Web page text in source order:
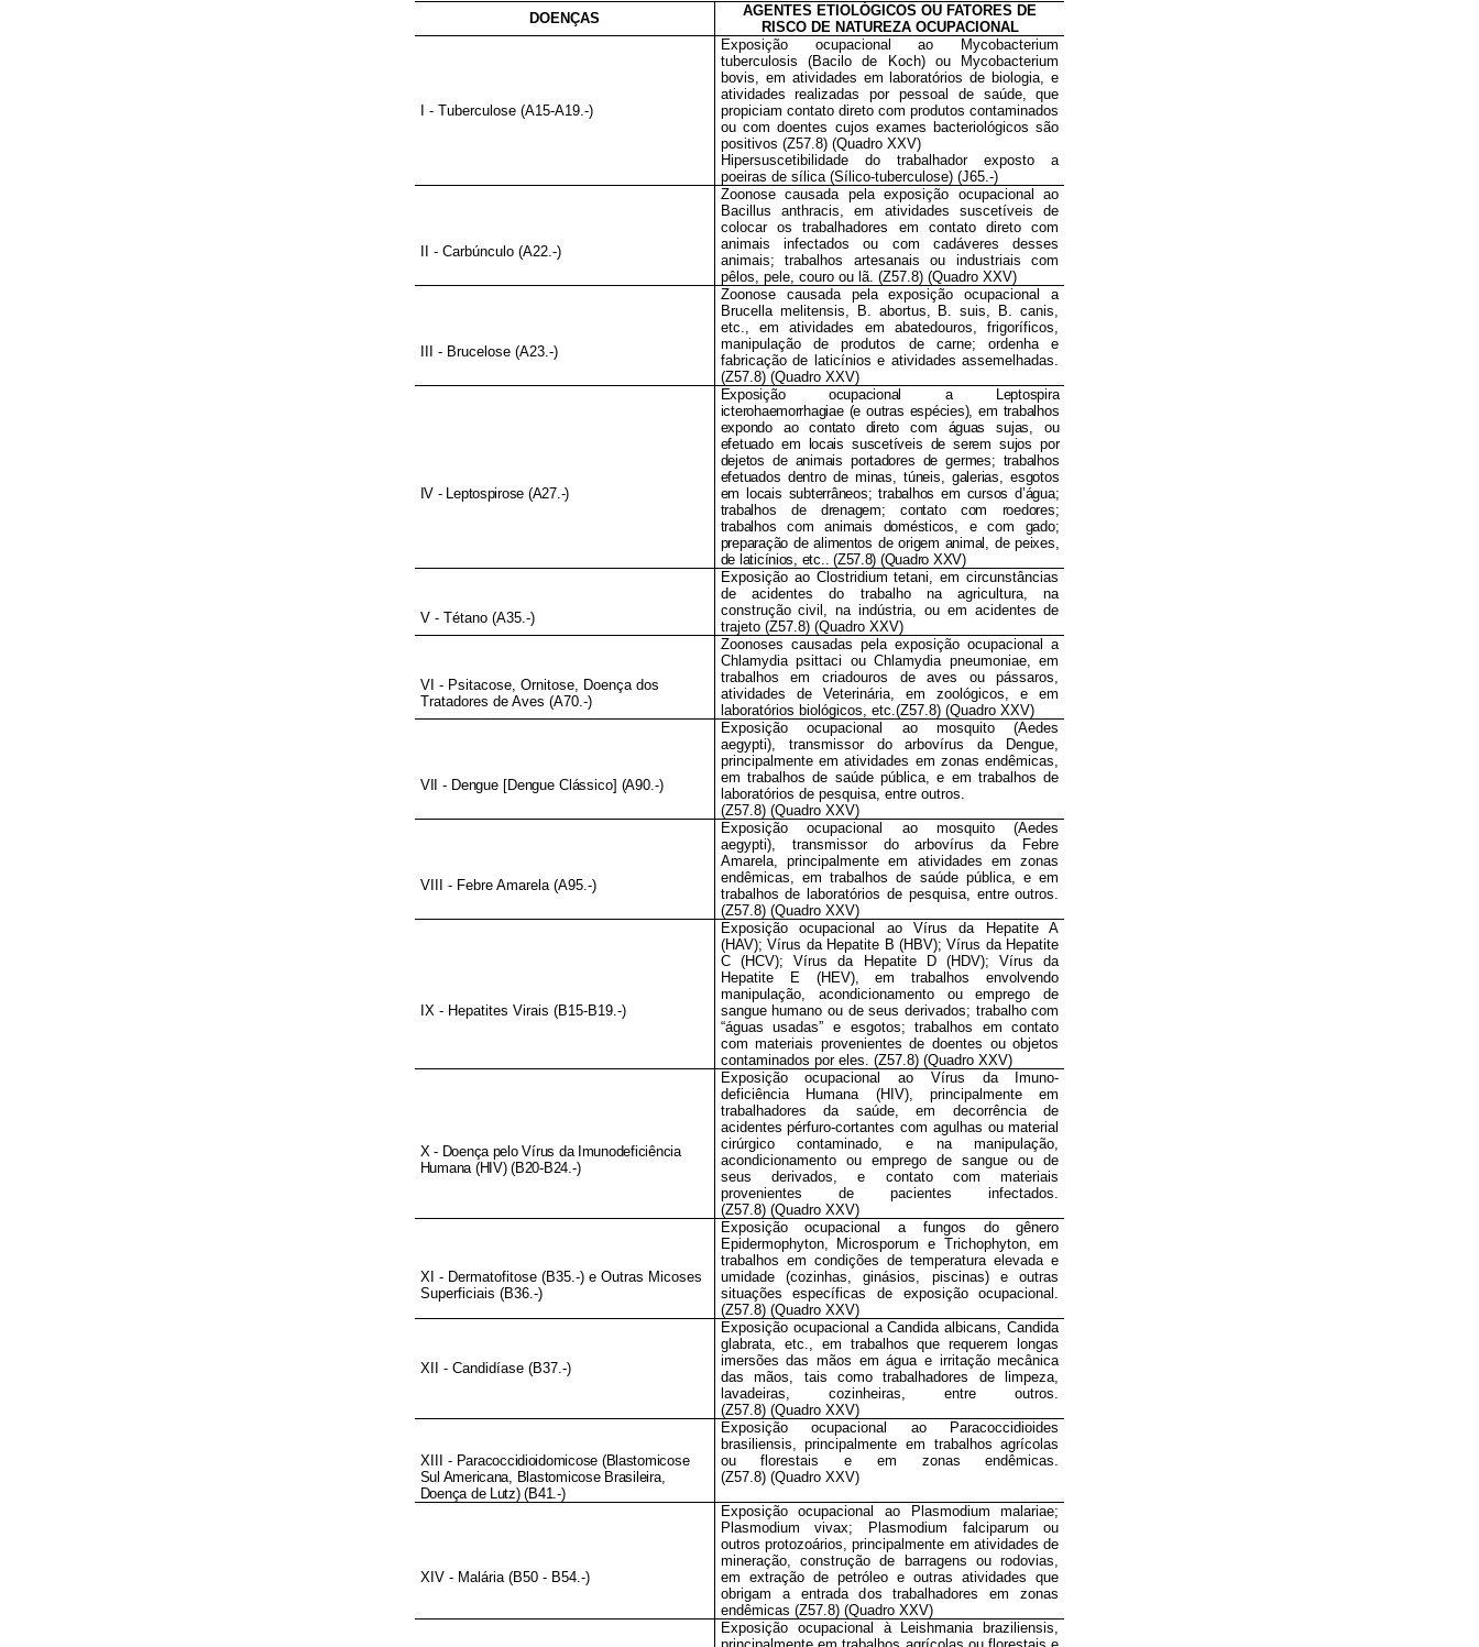
DOENÇAS
AGENTES ETIOLÓGICOS OU FATORES DE
RISCO DE NATUREZA OCUPACIONAL
I - Tuberculose (A15-A19.-)
Exposição ocupacional ao Mycobacterium
tuberculosis (Bacilo de Koch) ou Mycobacterium
bovis, em atividades em laboratórios de biologia, e
atividades realizadas por pessoal de saúde, que
propiciam contato direto com produtos contaminados
ou com doentes cujos exames bacteriológicos são
positivos (Z57.8) (Quadro XXV)
Hipersuscetibilidade do trabalhador exposto a
poeiras de sílica (Sílico-tuberculose) (J65.-)
II - Carbúnculo (A22.-)
Zoonose causada pela exposição ocupacional ao
Bacillus anthracis, em atividades suscetíveis de
colocar os trabalhadores em contato direto com
animais infectados ou com cadáveres desses
animais; trabalhos artesanais ou industriais com
pêlos, pele, couro ou lã. (Z57.8) (Quadro XXV)
III - Brucelose (A23.-)
Zoonose causada pela exposição ocupacional a
Brucella melitensis, B. abortus, B. suis, B. canis,
etc., em atividades em abatedouros, frigoríficos,
manipulação de produtos de carne; ordenha e
fabricação de laticínios e atividades assemelhadas.
(Z57.8) (Quadro XXV)
IV - Leptospirose (A27.-)
Exposição ocupacional a Leptospira
icterohaemorrhagiae (e outras espécies), em trabalhos
expondo ao contato direto com águas sujas, ou
efetuado em locais suscetíveis de serem sujos por
dejetos de animais portadores de germes; trabalhos
efetuados dentro de minas, túneis, galerias, esgotos
em locais subterrâneos; trabalhos em cursos d’água;
trabalhos de drenagem; contato com roedores;
trabalhos com animais domésticos, e com gado;
preparação de alimentos de origem animal, de peixes,
de laticínios, etc.. (Z57.8) (Quadro XXV)
V - Tétano (A35.-)
Exposição ao Clostridium tetani, em circunstâncias
de acidentes do trabalho na agricultura, na
construção civil, na indústria, ou em acidentes de
trajeto (Z57.8) (Quadro XXV)
VI - Psitacose, Ornitose, Doença dos
Tratadores de Aves (A70.-)
Zoonoses causadas pela exposição ocupacional a
Chlamydia psittaci ou Chlamydia pneumoniae, em
trabalhos em criadouros de aves ou pássaros,
atividades de Veterinária, em zoológicos, e em
laboratórios biológicos, etc.(Z57.8) (Quadro XXV)
VII - Dengue [Dengue Clássico] (A90.-)
Exposição ocupacional ao mosquito (Aedes
aegypti), transmissor do arbovírus da Dengue,
principalmente em atividades em zonas endêmicas,
em trabalhos de saúde pública, e em trabalhos de
laboratórios de pesquisa, entre outros.
(Z57.8) (Quadro XXV)
VIII - Febre Amarela (A95.-)
Exposição ocupacional ao mosquito (Aedes
aegypti), transmissor do arbovírus da Febre
Amarela, principalmente em atividades em zonas
endêmicas, em trabalhos de saúde pública, e em
trabalhos de laboratórios de pesquisa, entre outros.
(Z57.8) (Quadro XXV)
IX - Hepatites Virais (B15-B19.-)
Exposição ocupacional ao Vírus da Hepatite A
(HAV); Vírus da Hepatite B (HBV); Vírus da Hepatite
C (HCV); Vírus da Hepatite D (HDV); Vírus da
Hepatite E (HEV), em trabalhos envolvendo
manipulação, acondicionamento ou emprego de
sangue humano ou de seus derivados; trabalho com
“águas usadas” e esgotos; trabalhos em contato
com materiais provenientes de doentes ou objetos
contaminados por eles. (Z57.8) (Quadro XXV)
X - Doença pelo Vírus da Imunodeficiência
Humana (HIV) (B20-B24.-)
Exposição ocupacional ao Vírus da Imuno-
deficiência Humana (HIV), principalmente em
trabalhadores da saúde, em decorrência de
acidentes pérfuro-cortantes com agulhas ou material
cirúrgico contaminado, e na manipulação,
acondicionamento ou emprego de sangue ou de
seus derivados, e contato com materiais
provenientes de pacientes infectados.
(Z57.8) (Quadro XXV)
XI - Dermatofitose (B35.-) e Outras Micoses
Superficiais (B36.-)
Exposição ocupacional a fungos do gênero
Epidermophyton, Microsporum e Trichophyton, em
trabalhos em condições de temperatura elevada e
umidade (cozinhas, ginásios, piscinas) e outras
situações específicas de exposição ocupacional.
(Z57.8) (Quadro XXV)
XII - Candidíase (B37.-)
Exposição ocupacional a Candida albicans, Candida
glabrata, etc., em trabalhos que requerem longas
imersões das mãos em água e irritação mecânica
das mãos, tais como trabalhadores de limpeza,
lavadeiras, cozinheiras, entre outros.
(Z57.8) (Quadro XXV)
XIII - Paracoccidioidomicose (Blastomicose
Sul Americana, Blastomicose Brasileira,
Doença de Lutz) (B41.-)
Exposição ocupacional ao Paracoccidioides
brasiliensis, principalmente em trabalhos agrícolas
ou florestais e em zonas endêmicas.
(Z57.8) (Quadro XXV)
XIV - Malária (B50 - B54.-)
Exposição ocupacional ao Plasmodium malariae;
Plasmodium vivax; Plasmodium falciparum ou
outros protozoários, principalmente em atividades de
mineração, construção de barragens ou rodovias,
em extração de petróleo e outras atividades que
obrigam a entrada dos trabalhadores em zonas
endêmicas (Z57.8) (Quadro XXV)
Exposição ocupacional à Leishmania braziliensis,